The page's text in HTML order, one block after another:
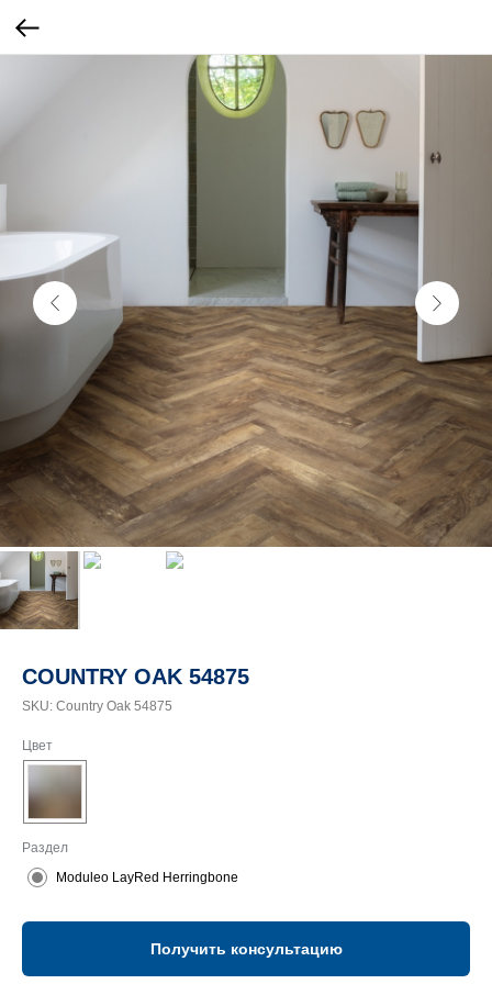
COUNTRY OAK 54875
SKU: Country Oak 54875
Цвет
Раздел
Moduleo LayRed Herringbone
Получить консультацию